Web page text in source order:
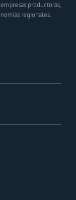
productoras,
regionales.